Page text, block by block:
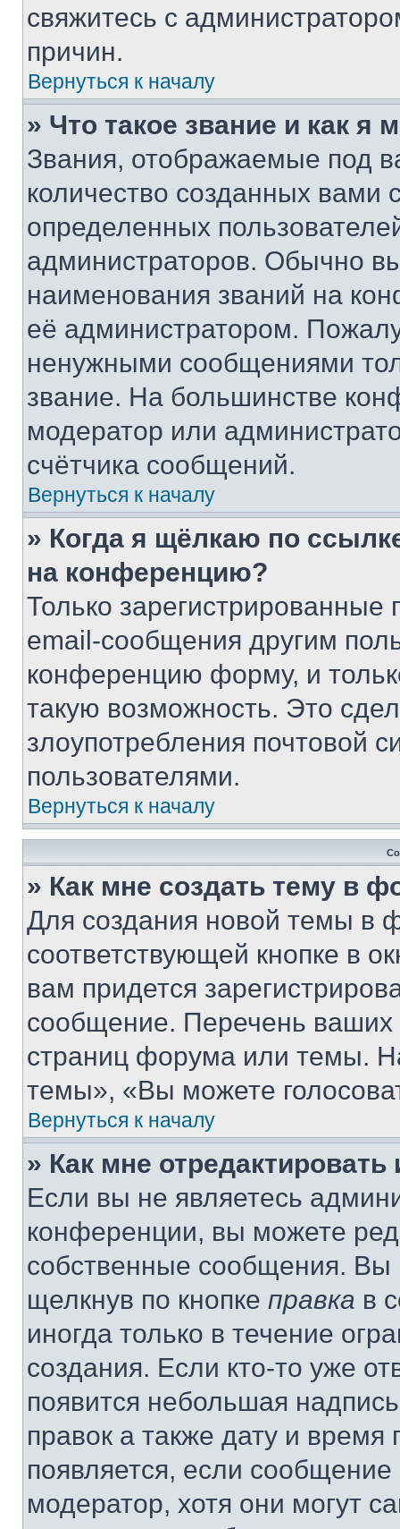
свяжитесь с
причин.
Вернуться к началу
» Что такое звание и как я
Звания, отображаемые под
количество созданных
определенных
администраторов. Обычно
наименования званий на
её администратором.
ненужными сообщениями
звание. На большинстве
модератор или
счётчика сообщений.
Вернуться к началу
» Когда я щёлкаю по
на конференцию?
Только зарегистрированные
email-сообщения другим
конференцию форму, и
такую возможность. Это
злоупотребления почтовой
пользователями.
Вернуться к началу
» Как мне создать тему в
Для создания новой темы в
соответствующей кнопке в
вам придется
сообщение. Перечень ваших
страниц форума или темы.
темы», «Вы можете
Вернуться к началу
» Как мне
Если вы не являетесь
конференции, вы можете
собственные сообщения. Вы
щелкнув по кнопке правка в
иногда только в течение
создания. Если кто-то уже
появится небольшая
правок а также дату и
появляется, если
модератор, хотя они могут